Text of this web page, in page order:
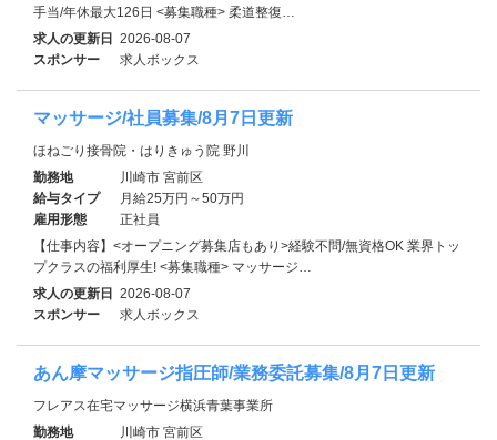
手当/年休最大126日 <募集職種> 柔道整復…
求人の更新日 2026-08-07
スポンサー
求人ボックス
マッサージ/社員募集/8月7日更新
ほねごり接骨院・はりきゅう院 野川
勤務地
川崎市 宮前区
給与タイプ
月給25万円～50万円
雇用形態
正社員
【仕事内容】<オープニング募集店もあり>経験不問/無資格OK 業界トッ
プクラスの福利厚生! <募集職種> マッサージ…
求人の更新日 2026-08-07
スポンサー
求人ボックス
あん摩マッサージ指圧師/業務委託募集/8月7日更新
フレアス在宅マッサージ横浜青葉事業所
勤務地
川崎市 宮前区